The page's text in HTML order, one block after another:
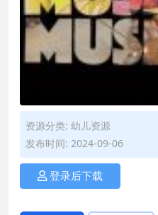
资源分类: 幼儿资源
发布时间: 2024-09-06
登录后下载